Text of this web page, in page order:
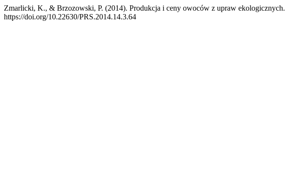
Zmarlicki, K., & Brzozowski, P. (2014). Produkcja i ceny owoców z upraw ekologicznych.
https://doi.org/10.22630/PRS.2014.14.3.64